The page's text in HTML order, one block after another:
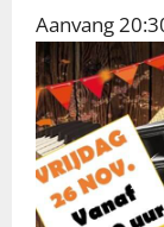
Aanvang